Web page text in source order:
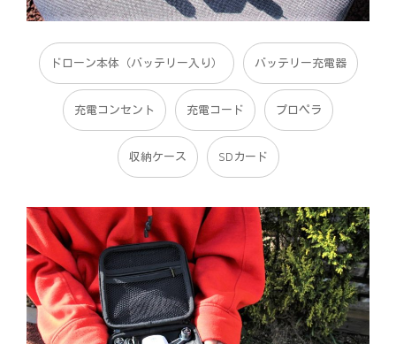
ドローン本体（バッテリー入り） バッテリー充電器
充電コンセント 充電コード プロペラ
収納ケース SDカード